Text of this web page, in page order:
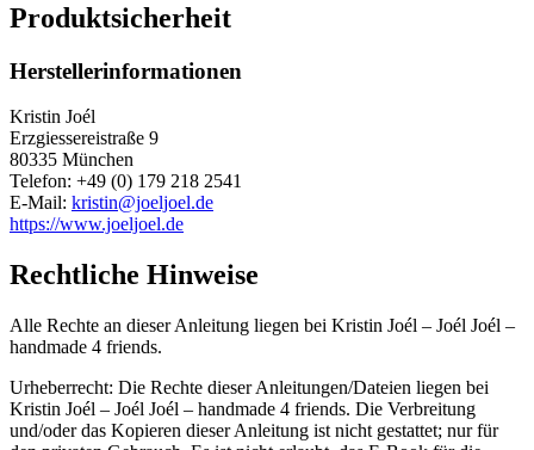
Produktsicherheit
Herstellerinformationen
Kristin Joél
Erzgiessereistraße 9
80335 München
Telefon: +49 (0) 179 218 2541
E-Mail: kristin@joeljoel.de
https://www.joeljoel.de
Rechtliche Hinweise
Alle Rechte an dieser Anleitung liegen bei Kristin Joél – Joél Joél –
handmade 4 friends.
Urheberrecht: Die Rechte dieser Anleitungen/Dateien liegen bei
Kristin Joél – Joél Joél – handmade 4 friends. Die Verbreitung
und/oder das Kopieren dieser Anleitung ist nicht gestattet; nur für